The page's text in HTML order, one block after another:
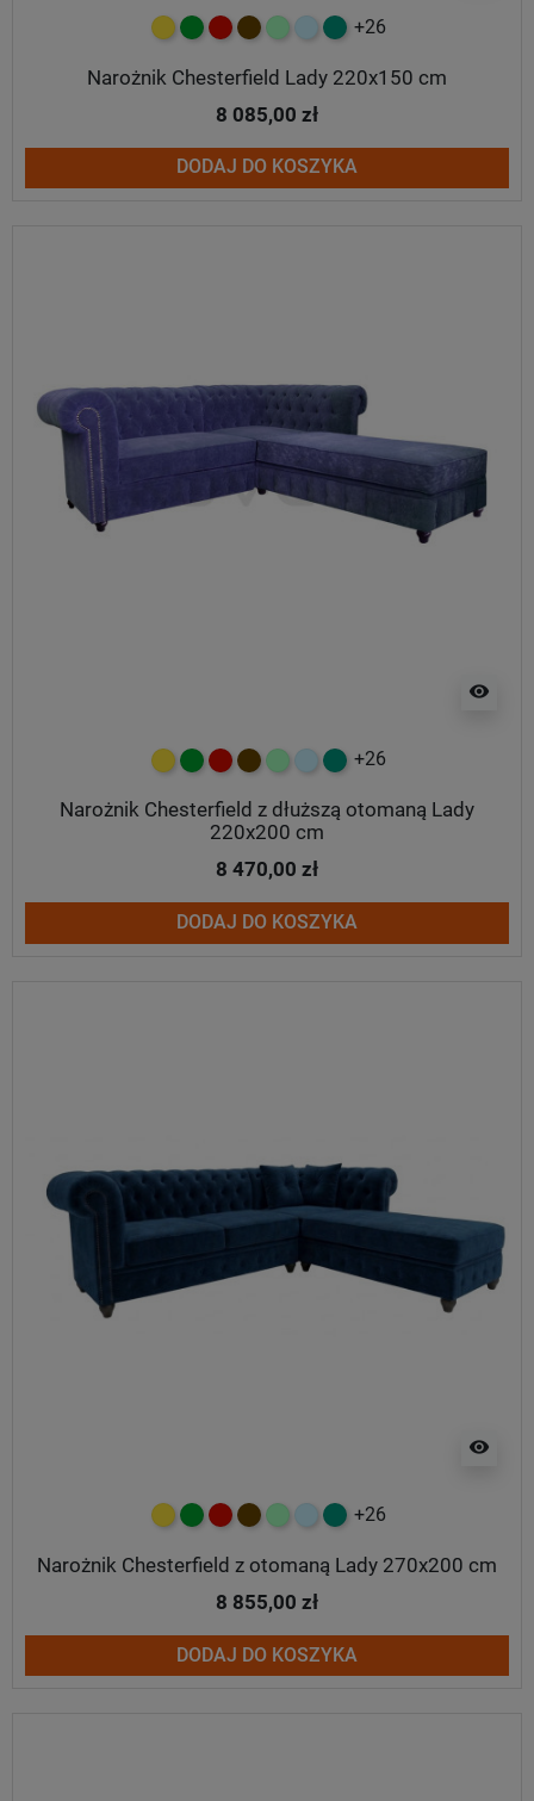
żółtyzielonyczerwony
czekoladowy
miętowybłękitny
turkusowy
+26
Narożnik Chesterfield Lady 220x150 cm
8 085,00 zł
DODAJ DO KOSZYKA
visibility
żółtyzielonyczerwony
czekoladowy
miętowybłękitny
turkusowy
+26
Narożnik Chesterfield z dłuższą otomaną Lady
220x200 cm
8 470,00 zł
DODAJ DO KOSZYKA
visibility
żółtyzielonyczerwony
czekoladowy
miętowybłękitny
turkusowy
+26
Narożnik Chesterfield z otomaną Lady 270x200 cm
8 855,00 zł
DODAJ DO KOSZYKA